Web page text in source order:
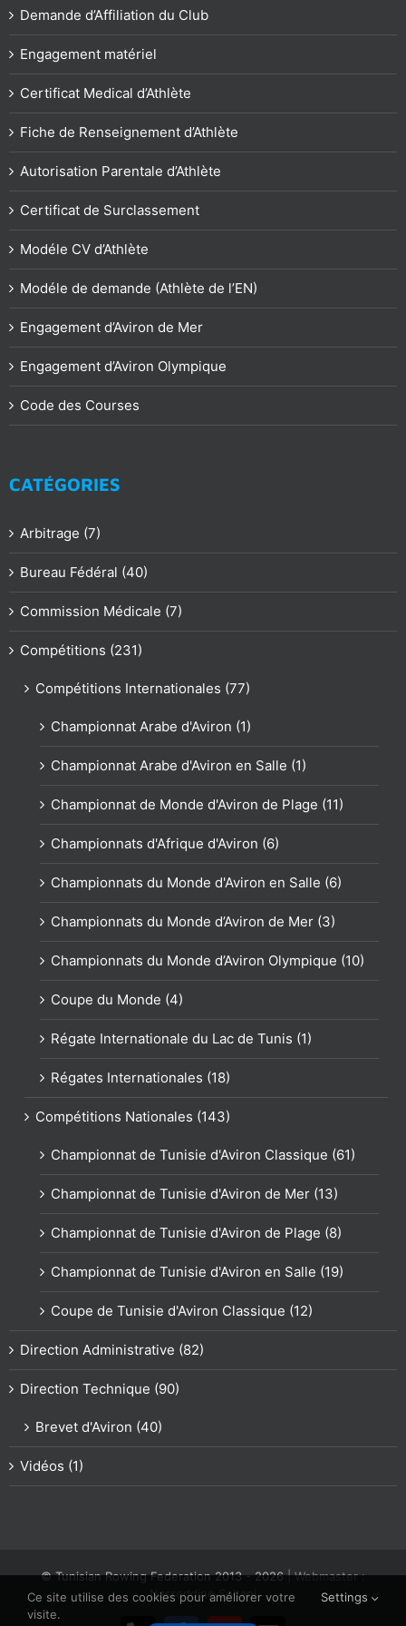
Demande d’Affiliation du Club
Engagement matériel
Certificat Medical d’Athlète
Fiche de Renseignement d’Athlète
Autorisation Parentale d’Athlète
Certificat de Surclassement
Modéle CV d’Athlète
Modéle de demande (Athlète de l’EN)
Engagement d’Aviron de Mer
Engagement d’Aviron Olympique
Code des Courses
CATÉGORIES
Arbitrage (7)
Bureau Fédéral (40)
Commission Médicale (7)
Compétitions (231)
Compétitions Internationales (77)
Championnat Arabe d'Aviron (1)
Championnat Arabe d'Aviron en Salle (1)
Championnat de Monde d'Aviron de Plage (11)
Championnats d'Afrique d'Aviron (6)
Championnats du Monde d'Aviron en Salle (6)
Championnats du Monde d’Aviron de Mer (3)
Championnats du Monde d’Aviron Olympique (10)
Coupe du Monde (4)
Régate Internationale du Lac de Tunis (1)
Régates Internationales (18)
Compétitions Nationales (143)
Championnat de Tunisie d'Aviron Classique (61)
Championnat de Tunisie d'Aviron de Mer (13)
Championnat de Tunisie d'Aviron de Plage (8)
Championnat de Tunisie d'Aviron en Salle (19)
Coupe de Tunisie d'Aviron Classique (12)
Direction Administrative (82)
Direction Technique (90)
Brevet d'Aviron (40)
Vidéos (1)
© Tunisian Rowing Federation 2013 -2026| Webmaster :
Nasreddine Soltani
Ce site utilise des cookies pour améliorer votre
visite.
Settings